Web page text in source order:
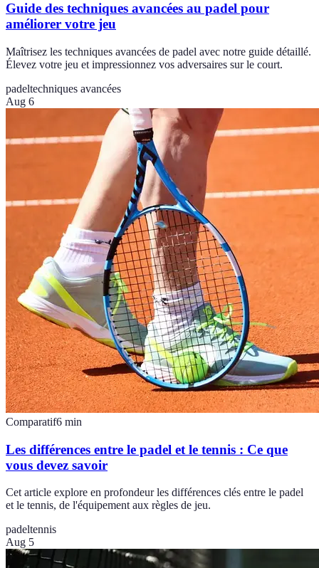
Guide des techniques avancées au padel pour
améliorer votre jeu
Maîtrisez les techniques avancées de padel avec notre guide détaillé.
Élevez votre jeu et impressionnez vos adversaires sur le court.
padeltechniques avancées
Aug 6
Comparatif6 min
Les différences entre le padel et le tennis : Ce que
vous devez savoir
Cet article explore en profondeur les différences clés entre le padel
et le tennis, de l'équipement aux règles de jeu.
padeltennis
Aug 5